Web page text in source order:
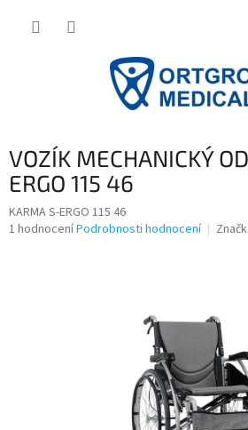
VOZÍK MECHANICKÝ
ERGO 115 46
KARMA S-ERGO 115 46
Průměrné
1 hodnoceníPodrobnosti hodnocení